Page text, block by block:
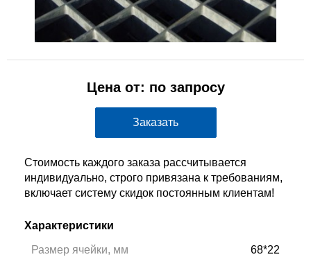
Цена от: по запросу
Заказать
Стоимость каждого заказа рассчитывается
индивидуально, строго привязана к требованиям,
включает систему скидок постоянным клиентам!
Характеристики
Размер ячейки, мм 68*22